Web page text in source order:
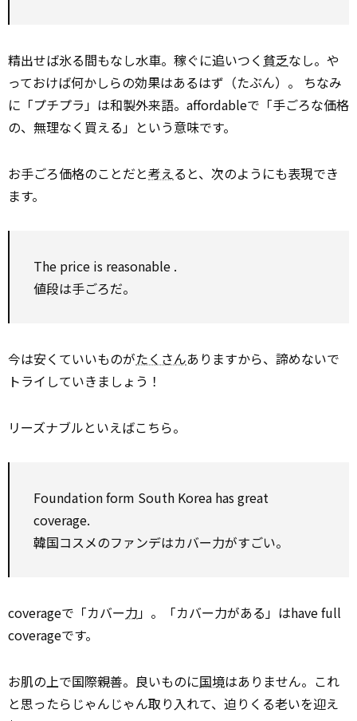
精出せば氷る間もなし水車。稼ぐに追いつく 貧乏なし。や
っておけば何かしらの効果はあるはず（たぶん）。 ちなみ
に「プチプラ」は和製外来語。affordableで「手ごろな価格
の、無理なく買える」という意味です。
お手ごろ価格のことだと考えると、次のようにも表現でき
ます。
The price is reasonable .
値段は手ごろだ。
今は安くていいものがたくさんありますから、諦めないで
トライしていきましょう！
リーズナブルといえばこちら。
Foundation form South Korea has great
coverage.
韓国コスメのファンデはカバー力がすごい。
coverageで「カバー力」。「カバー力がある」はhave full
coverageです。
お肌の上で国際親善。良いものに国境はありません。これ
と思ったらじゃんじゃん取り入れて、迫りくる老いを迎え